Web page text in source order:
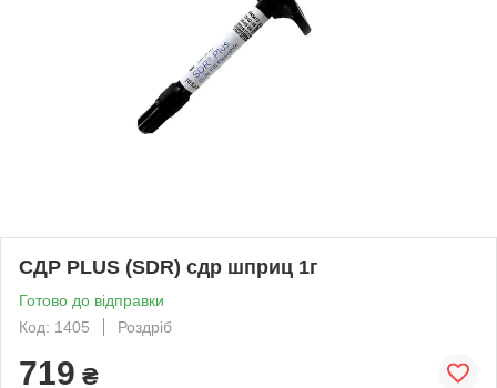
СДР PLUS (SDR) сдр шприц 1г
Готово до відправки
Код: 1405
Роздріб
719 ₴